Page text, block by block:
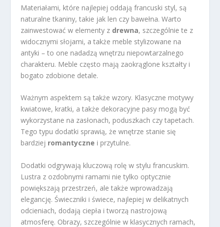
Materiałami, które najlepiej oddają francuski styl, są
naturalne tkaniny, takie jak len czy bawełna. Warto
zainwestować w elementy z drewna, szczególnie te z
widocznymi słojami, a także meble stylizowane na
antyki – to one nadadzą wnętrzu niepowtarzalnego
charakteru. Meble często mają zaokrąglone kształty i
bogato zdobione detale.
Ważnym aspektem są także wzory. Klasyczne motywy
kwiatowe, kratki, a także dekoracyjne pasy mogą być
wykorzystane na zasłonach, poduszkach czy tapetach.
Tego typu dodatki sprawią, że wnętrze stanie się
bardziej romantyczne i przytulne.
Dodatki odgrywają kluczową rolę w stylu francuskim.
Lustra z ozdobnymi ramami nie tylko optycznie
powiększają przestrzeń, ale także wprowadzają
elegancję. Świeczniki i świece, najlepiej w delikatnych
odcieniach, dodają ciepła i tworzą nastrojową
atmosferę. Obrazy, szczególnie w klasycznych ramach,